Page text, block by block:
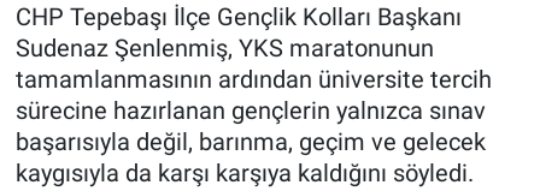
CHP Tepebaşı İlçe Gençlik Kolları Başkanı
Sudenaz Şenlenmiş, YKS maratonunun
tamamlanmasının ardından üniversite tercih
sürecine hazırlanan gençlerin yalnızca sınav
başarısıyla değil, barınma, geçim ve gelecek
kaygısıyla da karşı karşıya kaldığını söyledi.
Dünya
Sağlık
Alış-Veriş/İş dünyası
Röportaj
Ekonomi
Kültür Sanat
Son Dakika Haberleri
Haber Arşivi